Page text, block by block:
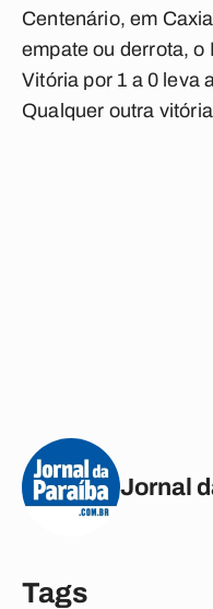
Centenário, em
empate ou derrota,
Vitória por 1 a 0 leva
Qualquer outra
Jornal
Tags